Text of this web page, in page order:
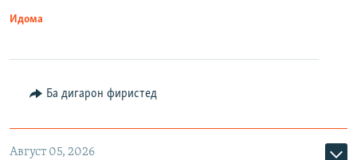
Идома
Ба дигарон фиристед
Август 05, 2026